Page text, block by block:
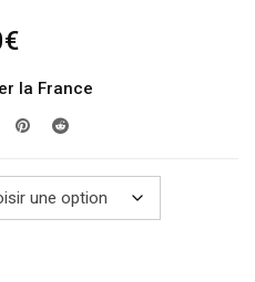
€Plage
prix :
279.00€
729.00€
la France